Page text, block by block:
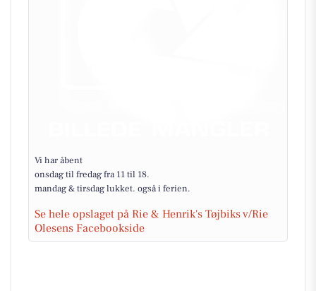
Vi har åbent
onsdag til fredag fra 11 til 18.
mandag & tirsdag lukket. også i ferien.
Se hele opslaget på Rie & Henrik's Tøjbiks v/Rie
Olesens Facebookside